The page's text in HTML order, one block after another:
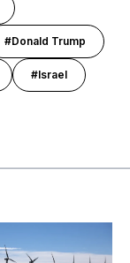
#Donald Trump
#Israel